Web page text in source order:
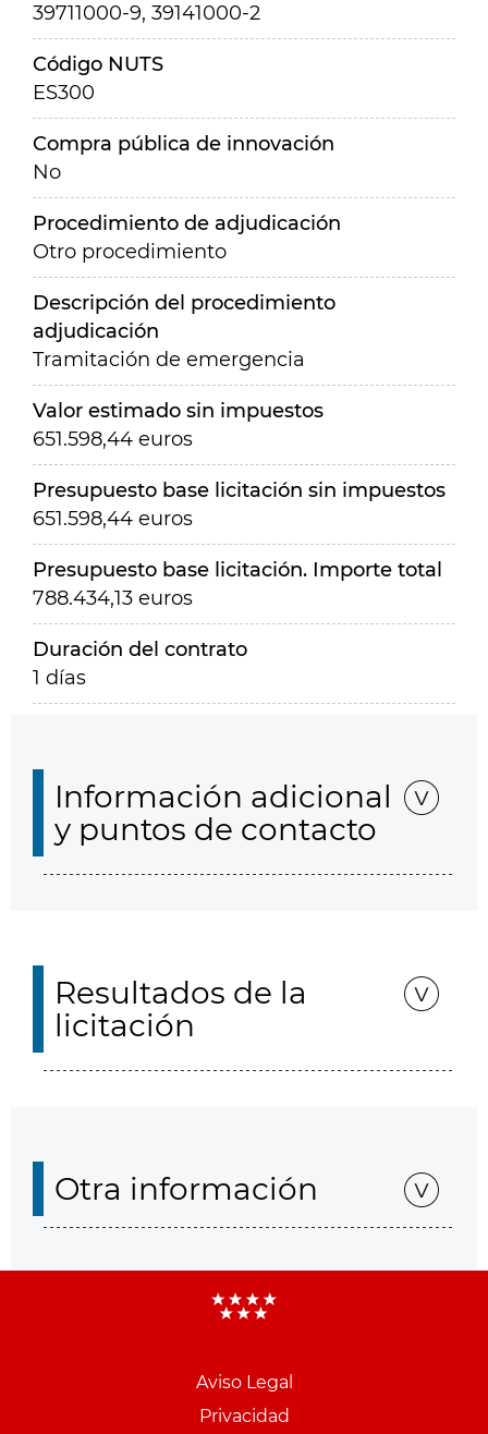
39711000-9, 39141000-2
Código NUTS
ES300
Compra pública de innovación
No
Procedimiento de adjudicación
Otro procedimiento
Descripción del procedimiento
adjudicación
Tramitación de emergencia
Valor estimado sin impuestos
651.598,44 euros
Presupuesto base licitación sin impuestos
651.598,44 euros
Presupuesto base licitación. Importe total
788.434,13 euros
Duración del contrato
1 días
Información adicional
y puntos de contacto
Resultados de la
licitación
Otra información
Aviso Legal
Privacidad